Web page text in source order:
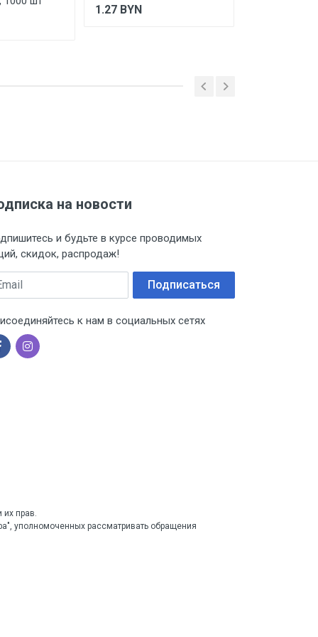
1.27 BYN
на новости
и будьте в курсе проводимых
скидок, распродаж!
Подписаться
к нам в социальных сетях
прав.
уполномоченных рассматривать обращения